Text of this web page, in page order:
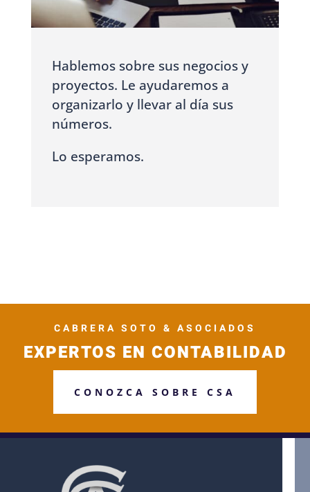
Hablemos sobre sus negocios y
proyectos. Le ayudaremos a
organizarlo y llevar al día sus
números.
Lo esperamos.
CABRERA SOTO & ASOCIADOS
EXPERTOS EN CONTABILIDAD
CONOZCA SOBRE CSA